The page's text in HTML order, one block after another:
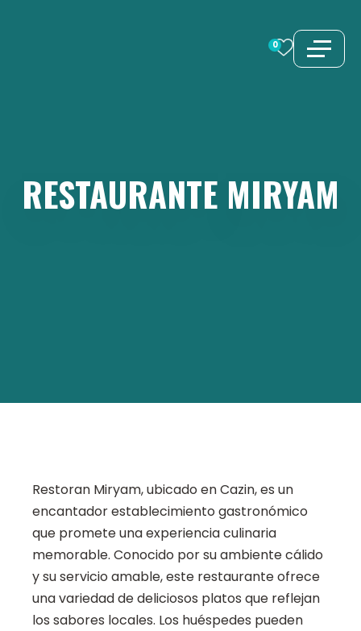
0
RESTAURANTE MIRYAM
Restoran Miryam, ubicado en Cazin, es un
encantador establecimiento gastronómico
que promete una experiencia culinaria
memorable. Conocido por su ambiente cálido
y su servicio amable, este restaurante ofrece
una variedad de deliciosos platos que reflejan
los sabores locales. Los huéspedes pueden